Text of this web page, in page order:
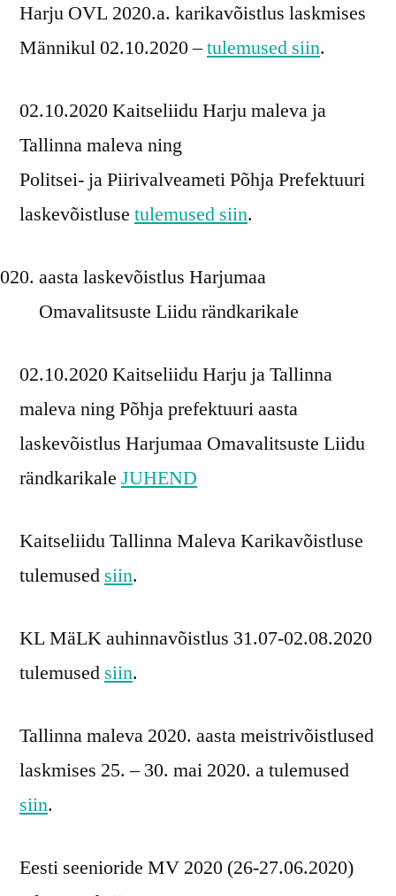
Harju OVL 2020.a. karikavõistlus laskmises
Männikul 02.10.2020 –tulemused siin.
02.10.2020 Kaitseliidu Harju maleva ja
Tallinna maleva ning
Politsei- ja Piirivalveameti Põhja Prefektuuri
laskevõistluse tulemused siin.
aasta laskevõistlus Harjumaa
Omavalitsuste Liidu rändkarikale
02.10.2020 Kaitseliidu Harju ja Tallinna
maleva ning Põhja prefektuuri aasta
laskevõistlus Harjumaa Omavalitsuste Liidu
rändkarikale JUHEND
Kaitseliidu Tallinna Maleva Karikavõistluse
tulemused siin.
KL MäLK auhinnavõistlus 31.07-02.08.2020
tulemused siin.
Tallinna maleva 2020. aasta meistrivõistlused
laskmises 25. – 30. mai 2020. a tulemused
siin.
Eesti seenioride MV 2020 (26-27.06.2020)